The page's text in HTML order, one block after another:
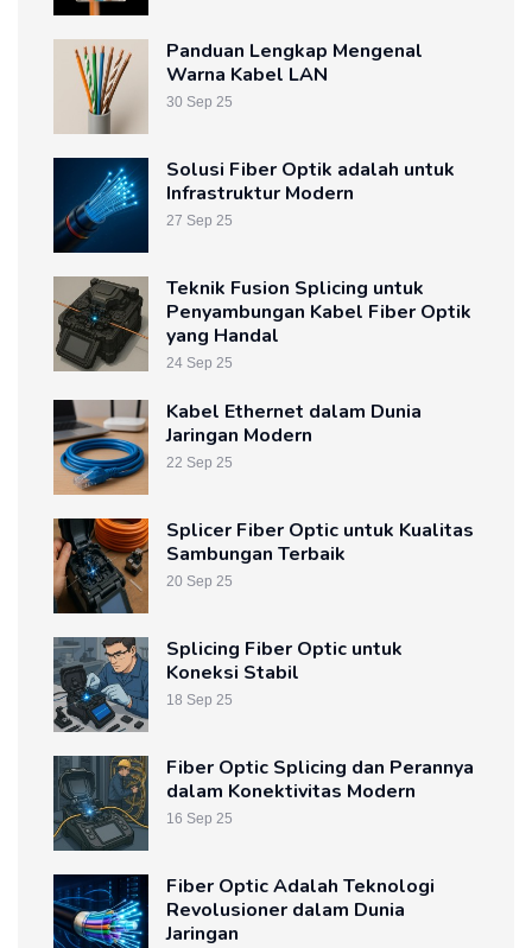
Panduan Lengkap Mengenal
Warna Kabel LAN
30 Sep 25
Solusi Fiber Optik adalah untuk
Infrastruktur Modern
27 Sep 25
Teknik Fusion Splicing untuk
Penyambungan Kabel Fiber Optik
yang Handal
24 Sep 25
Kabel Ethernet dalam Dunia
Jaringan Modern
22 Sep 25
Splicer Fiber Optic untuk Kualitas
Sambungan Terbaik
20 Sep 25
Splicing Fiber Optic untuk
Koneksi Stabil
18 Sep 25
Fiber Optic Splicing dan Perannya
dalam Konektivitas Modern
16 Sep 25
Fiber Optic Adalah Teknologi
Revolusioner dalam Dunia
Jaringan